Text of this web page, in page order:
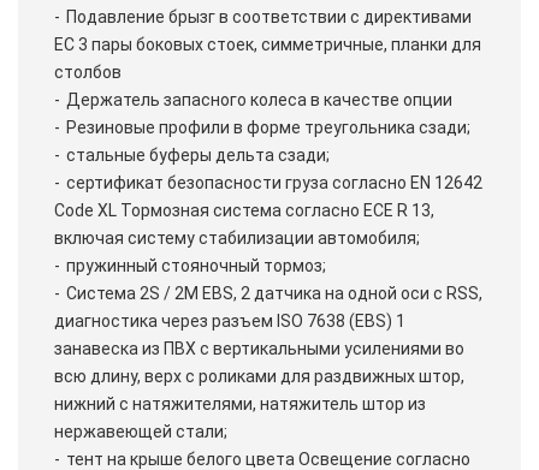
Подавление брызг в соответствии с директивами
ЕС 3 пары боковых стоек, симметричные, планки для
столбов
Держатель запасного колеса в качестве опции
Резиновые профили в форме треугольника сзади;
стальные буферы дельта сзади;
сертификат безопасности груза согласно EN 12642
Code XL Тормозная система согласно ECE R 13,
включая систему стабилизации автомобиля;
пружинный стояночный тормоз;
Система 2S / 2M EBS, 2 датчика на одной оси с RSS,
диагностика через разъем ISO 7638 (EBS) 1
занавеска из ПВХ с вертикальными усилениями во
всю длину, верх с роликами для раздвижных штор,
нижний с натяжителями, натяжитель штор из
нержавеющей стали;
тент на крыше белого цвета Освещение согласно